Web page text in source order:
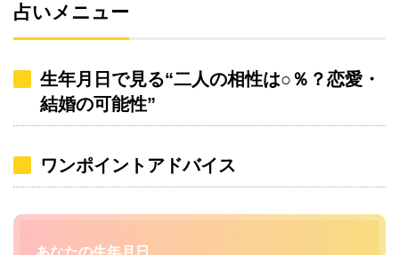
占いメニュー
生年月日で見る“二人の相性は○％？恋愛・
結婚の可能性”
ワンポイントアドバイス
あなたの生年月日